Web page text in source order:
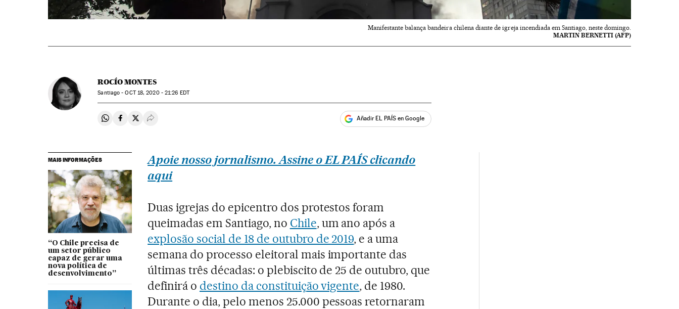
Manifestante balança bandeira chilena diante de igreja incendiada em Santiago, neste domingo.
MARTIN BERNETTI (AFP)
ROCÍO MONTES
Santiago -OCT18, 2020 - 21:26 EDT
Compartir en Whatsapp
Compartir en Facebook
Compartir en Twitter
Desplegar Redes Sociales Añadir EL PAÍS en Google
MAIS INFORMAÇÕES
“O Chile precisa de
um setor público
capaz de gerar uma
nova política de
desenvolvimento”
Apoie nosso jornalismo. Assine o EL PAÍS clicando
aqui
Duas igrejas do epicentro dos protestos foram
queimadas em Santiago, no Chile, um ano após a
explosão social de 18 de outubro de 2019, e a uma
semana do processo eleitoral mais importante das
últimas três décadas: o plebiscito de 25 de outubro, que
definirá o destino da constituição vigente, de 1980.
Durante o dia, pelo menos 25.000 pessoas retornaram